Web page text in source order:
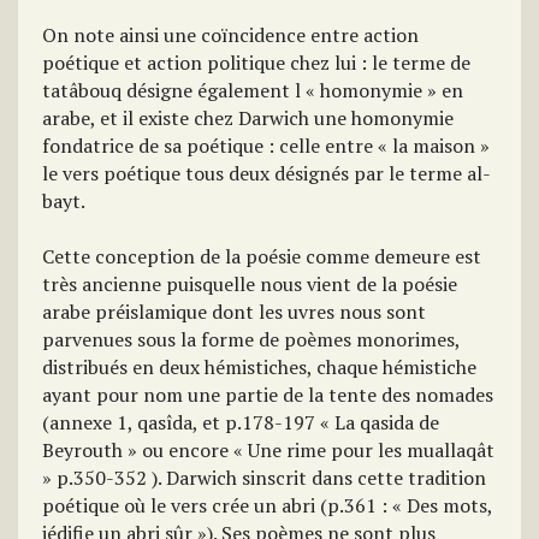
On note ainsi une coïncidence entre action
poétique et action politique chez lui : le terme de
tatâbouq désigne également l « homonymie » en
arabe, et il existe chez Darwich une homonymie
fondatrice de sa poétique : celle entre « la maison »
le vers poétique tous deux désignés par le terme al-
bayt.
Cette conception de la poésie comme demeure est
très ancienne puisquelle nous vient de la poésie
arabe préislamique dont les uvres nous sont
parvenues sous la forme de poèmes monorimes,
distribués en deux hémistiches, chaque hémistiche
ayant pour nom une partie de la tente des nomades
(annexe 1, qasîda, et p.178-197 « La qasida de
Beyrouth » ou encore « Une rime pour les muallaqât
» p.350-352 ). Darwich sinscrit dans cette tradition
poétique où le vers crée un abri (p.361 : « Des mots,
jédifie un abri sûr »). Ses poèmes ne sont plus